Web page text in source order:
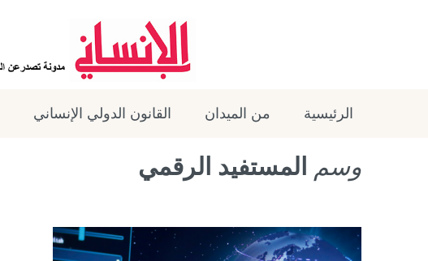
الرئيسية من الميدان القانون الدولي الإنساني
وسم المستفيد الرقمي